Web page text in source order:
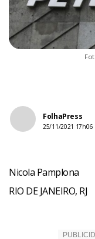
FolhaPress
25/11/2021 17h06
Nicola Pamplona
RIO DE JANEIRO, RJ